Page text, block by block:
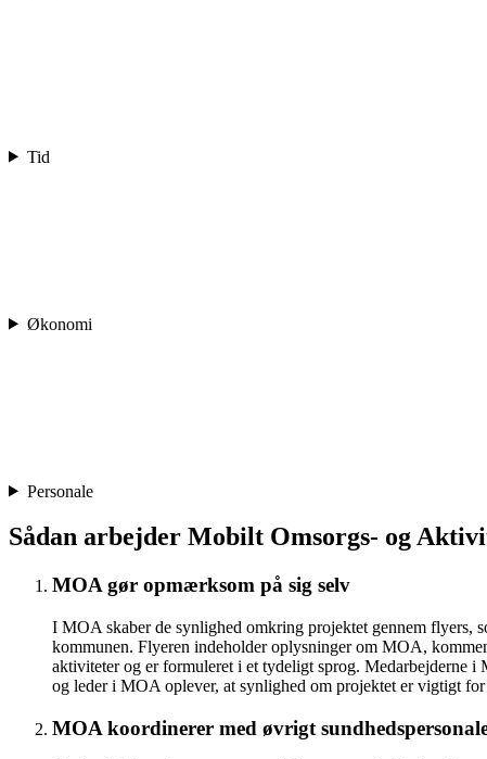
Tid
Økonomi
Personale
Sådan arbejder Mobilt Omsorgs- og
MOA gør opmærksom på sig selv
I MOA skaber de synlighed omkring projektet gennem flyers,
kommunen. Flyeren indeholder oplysninger om MOA,
aktiviteter og er formuleret i et tydeligt sprog. Medarbejderne
og leder i MOA oplever, at synlighed om projektet er vigtigt
MOA koordinerer med øvrigt